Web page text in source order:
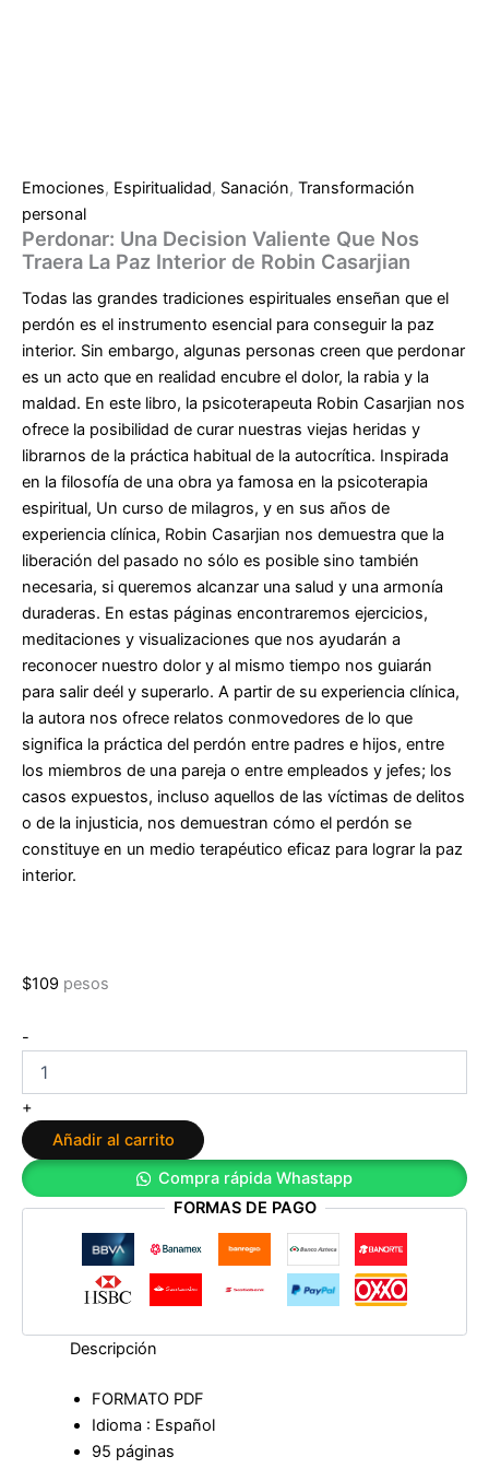
Emociones, Espiritualidad, Sanación, Transformación
personal
Perdonar: Una Decision Valiente Que Nos
Traera La Paz Interior de Robin Casarjian
Todas las grandes tradiciones espirituales enseñan que el
perdón es el instrumento esencial para conseguir la paz
interior. Sin embargo, algunas personas creen que perdonar
es un acto que en realidad encubre el dolor, la rabia y la
maldad. En este libro, la psicoterapeuta Robin Casarjian nos
ofrece la posibilidad de curar nuestras viejas heridas y
librarnos de la práctica habitual de la autocrítica. Inspirada
en la filosofía de una obra ya famosa en la psicoterapia
espiritual, Un curso de milagros, y en sus años de
experiencia clínica, Robin Casarjian nos demuestra que la
liberación del pasado no sólo es posible sino también
necesaria, si queremos alcanzar una salud y una armonía
duraderas. En estas páginas encontraremos ejercicios,
meditaciones y visualizaciones que nos ayudarán a
reconocer nuestro dolor y al mismo tiempo nos guiarán
para salir deél y superarlo. A partir de su experiencia clínica,
la autora nos ofrece relatos conmovedores de lo que
significa la práctica del perdón entre padres e hijos, entre
los miembros de una pareja o entre empleados y jefes; los
casos expuestos, incluso aquellos de las víctimas de delitos
o de la injusticia, nos demuestran cómo el perdón se
constituye en un medio terapéutico eficaz para lograr la paz
interior.
$109 pesos
-
Una
Decision
Valiente
Que
Nos
Traera
Paz
Casarjian
+
Añadir al carrito
Compra rápida Whastapp
FORMAS DE PAGO
Descripción
FORMATO PDF
Idioma : Español
95 páginas